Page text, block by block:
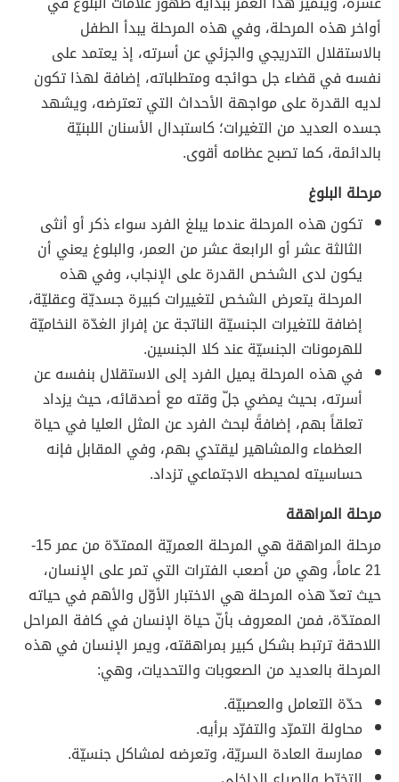
أواخر هذه المرحلة، وفي هذه المرحلة يبدأ الطفل
بالاستقلال التدريجي والجزئي عن أسرته، إذ يعتمد على
نفسه في قضاء جل حوائجه ومتطلباته، إضافة لهذا تكون
لديه القدرة على مواجهة الأحداث التي تعترضه، ويشهد
جسده العديد من التغيرات؛ كاستبدال الأسنان اللبنيّة
بالدائمة، كما تصبح عظامه أقوى.
مرحلة البلوغ
تكون هذه المرحلة عندما يبلغ الفرد سواء ذكر أو أنثى
الثالثة عشر أو الرابعة عشر من العمر، والبلوغ يعني أن
يكون لدى الشخص القدرة على الإنجاب، وفي هذه
المرحلة يتعرض الشخص لتغييرات كبيرة جسديّة وعقليّة،
إضافة للتغيرات الجنسيّة الناتجة عن إفراز الغدّة النخاميّة
للهرمونات الجنسيّة عند كلا الجنسين.
في هذه المرحلة يميل الفرد إلى الاستقلال بنفسه عن
أسرته، بحيث يمضي جلّ وقته مع أصدقائه، حيث يزداد
تعلقاً بهم، إضافةً لبحث الفرد عن المثل العليا في حياة
العظماء والمشاهير ليقتدي بهم، وفي المقابل فإنه
حساسيته لمحيطه الاجتماعي تزداد.
مرحلة المراهقة
مرحلة المراهقة هي المرحلة العمريّة الممتدّة من عمر 15-
21 عاماً، وهي من أصعب الفترات التي تمر على الإنسان،
حيث تعدّ هذه المرحلة هي الاختبار الأوّل والأهم في حياته
الممتدّة، فمن المعروف بأنّ حياة الإنسان في كافة المراحل
اللاحقة ترتبط بشكل كبير بمراهقته، ويمر الإنسان في هذه
المرحلة بالعديد من الصعوبات والتحديات، وهي:
حدّة التعامل والعصبيّة.
محاولة التمرّد والتفرّد برأيه.
ممارسة العادة السريّة، وتعرضه لمشاكل جنسيّة.